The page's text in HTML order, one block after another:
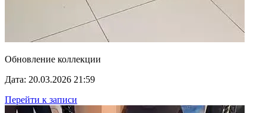
Обновление коллекции
Дата: 20.03.2026 21:59
Перейти к записи